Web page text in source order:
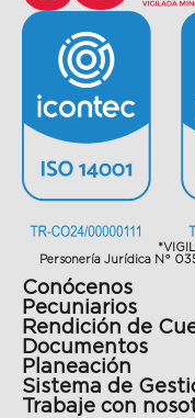
Personería Jurídica N°
Conócenos
Pecuniarios
Rendición de
Documentos
Planeación
Sistema de
Trabaje con